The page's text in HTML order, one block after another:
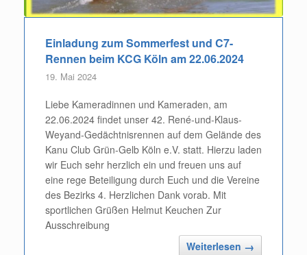
Einladung zum Sommerfest und C7-
Rennen beim KCG Köln am 22.06.2024
19. Mai 2024
Liebe Kameradinnen und Kameraden, am
22.06.2024 findet unser 42. René-und-Klaus-
Weyand-Gedächtnisrennen auf dem Gelände des
Kanu Club Grün-Gelb Köln e.V. statt. Hierzu laden
wir Euch sehr herzlich ein und freuen uns auf
eine rege Beteiligung durch Euch und die Vereine
des Bezirks 4. Herzlichen Dank vorab. Mit
sportlichen Grüßen Helmut Keuchen Zur
Ausschreibung
Weiterlesen →